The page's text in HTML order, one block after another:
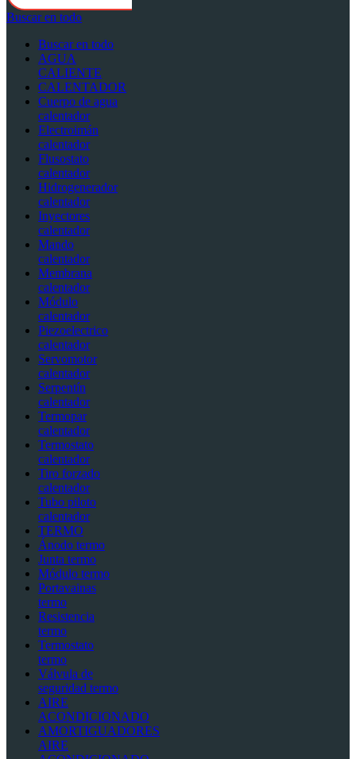
Buscar en todo
Buscar en todo
AGUA
CALIENTE
CALENTADOR
Cuerpo de agua
calentador
Electroimán
calentador
Flusostato
calentador
Hidrogenerador
calentador
Inyectores
calentador
Mando
calentador
Membrana
calentador
Módulo
calentador
Piezoelectrico
calentador
Servomotor
calentador
Serpentín
calentador
Termopar
calentador
Termostato
calentador
Tiro forzado
calentador
Tubo piloto
calentador
TERMO
Ánodo termo
Junta termo
Módulo termo
Portavainas
termo
Resistencia
termo
Termostato
termo
Válvula de
seguridad termo
AIRE
ACONDICIONADO
AMORTIGUADORES
AIRE